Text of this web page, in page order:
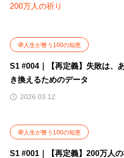
200万人の祈り
🧭人生が整う100の知恵
S1 #004｜【再定義】失敗は、
き換えるためのデータ
2026.03.12
🧭人生が整う100の知恵
S1 #001｜【再定義】200万人